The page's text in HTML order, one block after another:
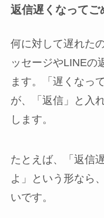
返信遅くなってご
何に対して遅れた
ッセージやLINEの
ます。「遅くなっ
が、「返信」と入
します。
たとえば、「返信
よ」という形なら
いです。